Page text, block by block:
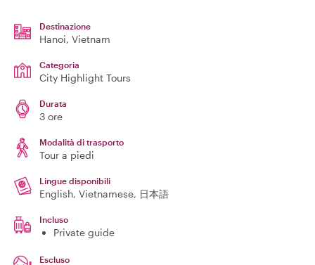
Destinazione
Hanoi, Vietnam
Categoria
City Highlight Tours
Durata
3 ore
Modalità di trasporto
Tour a piedi
Lingue disponibili
English, Vietnamese, 日本語
Incluso
Private guide
Escluso